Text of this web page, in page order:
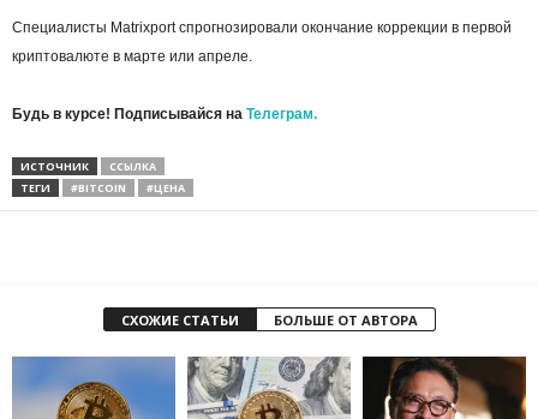
Специалисты Matrixport спрогнозировали окончание коррекции в первой
криптовалюте в марте или апреле.
Будь в курсе! Подписывайся на Телеграм.
ИСТОЧНИК
ССЫЛКА
ТЕГИ
#BITCOIN #ЦЕНА
СХОЖИЕ СТАТЬИ БОЛЬШЕ ОТ АВТОРА